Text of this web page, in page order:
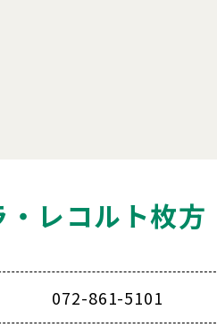
・レコルト枚方
072-861-5101